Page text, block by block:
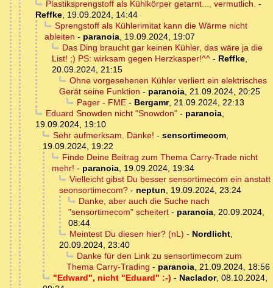
Plastiksprengstoff als Kühlkörper getarnt..., vermutlich. -
Reffke, 19.09.2024, 14:44
Sprengstoff als Kühlerimitat kann die Wärme nicht
ableiten - paranoia, 19.09.2024, 19:07
Das Ding braucht gar keinen Kühler, das wäre ja die
List! ;) PS: wirksam gegen Herzkasper!^^ - Reffke,
20.09.2024, 21:15
Ohne vorgesehenen Kühler verliert ein elektrisches
Gerät seine Funktion - paranoia, 21.09.2024, 20:25
Pager - FME- Bergamr, 21.09.2024, 22:13
Eduard Snowden nicht "Snowdon"- paranoia,
19.09.2024, 19:10
Sehr aufmerksam. Danke! - sensortimecom,
19.09.2024, 19:22
Finde Deine Beitrag zum Thema Carry-Trade nicht
mehr! - paranoia, 19.09.2024, 19:34
Vielleicht gibst Du besser sensortimecom ein anstatt
seonsortimecom? - neptun, 19.09.2024, 23:24
Danke, aber auch die Suche nach
"sensortimecom" scheitert - paranoia, 20.09.2024,
08:44
Meintest Du diesen hier? (nL) - Nordlicht,
20.09.2024, 23:40
Danke für den Link zu sensortimecom zum
Thema Carry-Trading - paranoia, 21.09.2024, 18:56
"Edward", nicht "Eduard" :-) - Naclador, 08.10.2024,